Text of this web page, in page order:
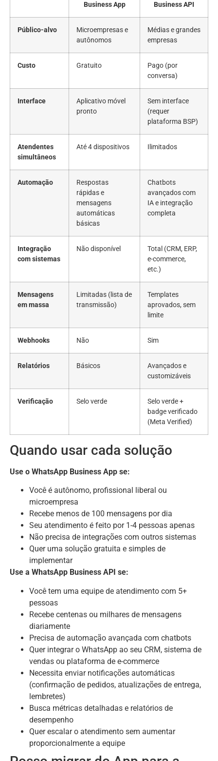
Business App
Business API
Público-alvo
Microempresas e
autônomos
Médias e grandes
empresas
Custo Gratuito
Pago (por
conversa)
Interface
Aplicativo móvel
pronto
Sem interface
(requer
plataforma BSP)
Atendentes
simultâneos
Até 4 dispositivos Ilimitados
Automação
Respostas
rápidas e
mensagens
automáticas
básicas
Chatbots
avançados com
IA e integração
completa
Integração
com sistemas
Não disponível
Total (CRM, ERP,
e-commerce,
etc.)
Mensagens
em massa
Limitadas (lista de
transmissão)
Templates
aprovados, sem
limite
Webhooks Não Sim
Relatórios Básicos
Avançados e
customizáveis
Verificação Selo verde
Selo verde +
badge verificado
(Meta Verified)
Quando usar cada solução
Use o WhatsApp Business App se:
Você é autônomo, profissional liberal ou
microempresa
Recebe menos de 100 mensagens por dia
Seu atendimento é feito por 1-4 pessoas apenas
Não precisa de integrações com outros sistemas
Quer uma solução gratuita e simples de
implementar
Use a WhatsApp Business API se:
Você tem uma equipe de atendimento com 5+
pessoas
Recebe centenas ou milhares de mensagens
diariamente
Precisa de automação avançada com chatbots
Quer integrar o WhatsApp ao seu CRM, sistema de
vendas ou plataforma de e-commerce
Necessita enviar notificações automáticas
(confirmação de pedidos, atualizações de entrega,
lembretes)
Busca métricas detalhadas e relatórios de
desempenho
Quer escalar o atendimento sem aumentar
proporcionalmente a equipe